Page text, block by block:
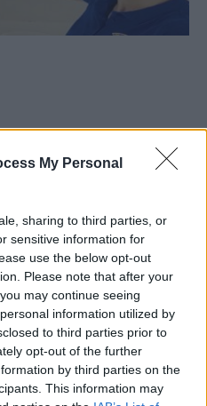
My Personal
sharing to third parties, or
sensitive information for
use the below opt-out
Please note that after your
may continue seeing
information utilized by
to third parties prior to
opt-out of the further
by third parties on the
This information may